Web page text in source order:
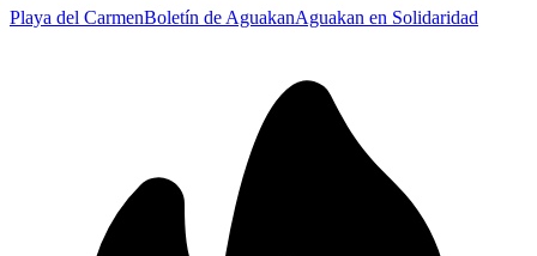
Playa del CarmenBoletín de AguakanAguakan en Solidaridad